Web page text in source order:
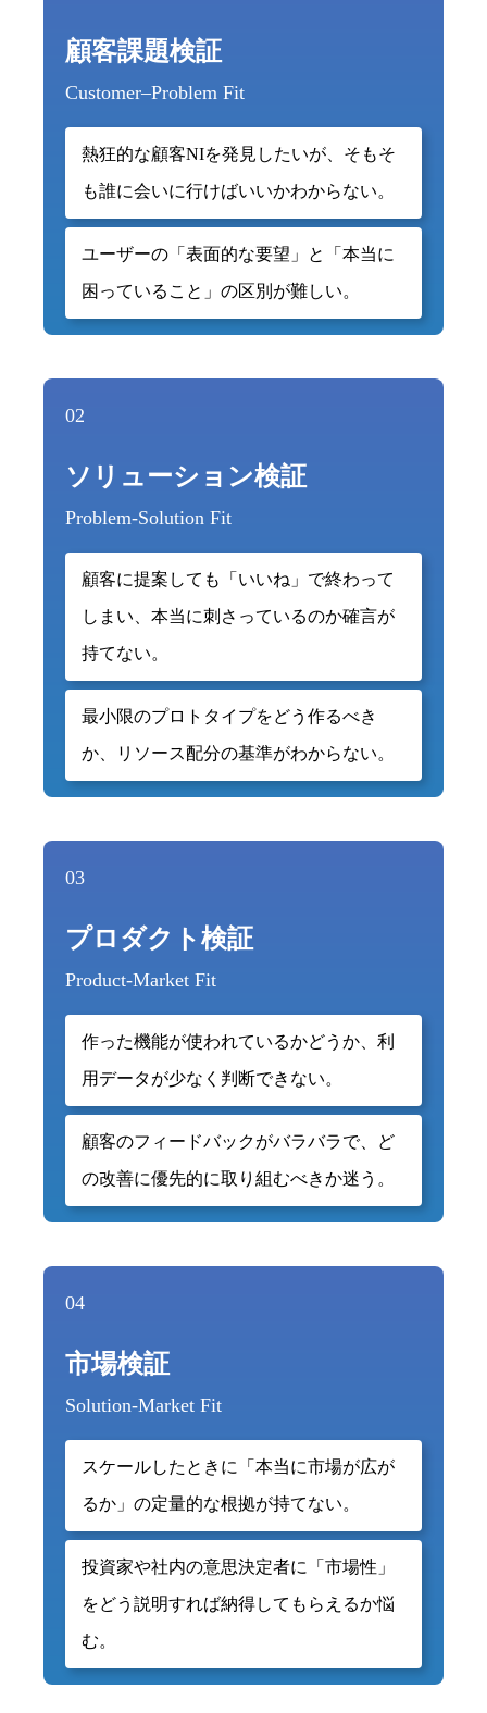
顧客課題検証
Customer–Problem Fit
熱狂的な顧客NIを発見したいが、そもそ
も誰に会いに行けばいいかわからない。
ユーザーの「表面的な要望」と「本当に
困っていること」の区別が難しい。
02
ソリューション検証
Problem-Solution Fit
顧客に提案しても「いいね」で終わって
しまい、本当に刺さっているのか確言が
持てない。
最小限のプロトタイプをどう作るべき
か、リソース配分の基準がわからない。
03
プロダクト検証
Product-Market Fit
作った機能が使われているかどうか、利
用データが少なく判断できない。
顧客のフィードバックがバラバラで、ど
の改善に優先的に取り組むべきか迷う。
04
市場検証
Solution-Market Fit
スケールしたときに「本当に市場が広が
るか」の定量的な根拠が持てない。
投資家や社内の意思決定者に「市場性」
をどう説明すれば納得してもらえるか悩
む。